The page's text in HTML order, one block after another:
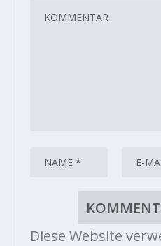
Diese Website